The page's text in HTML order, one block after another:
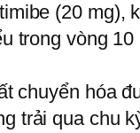
(20
trong vòng
chuyển hóa
trải qua chu